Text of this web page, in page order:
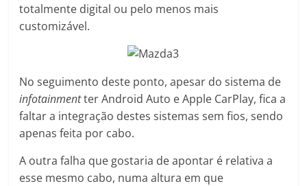
totalmente digital ou pelo menos mais
customizável.
No seguimento deste ponto, apesar do sistema de
infotainmentter Android Auto e Apple CarPlay, fica a
faltar a integração destes sistemas sem fios, sendo
apenas feita por cabo.
A outra falha que gostaria de apontar é relativa a
esse mesmo cabo, numa altura em que